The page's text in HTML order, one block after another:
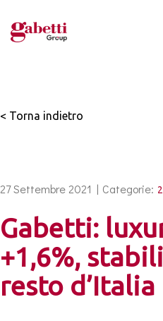
< Torna indietro
27 Settembre 2021 | Categorie:
Gabetti:
+1,6%,
resto d’Italia